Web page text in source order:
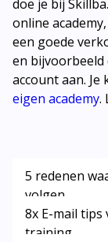
doe je bij
online
een goede
en bijvoorbeeld
account aan.
eigen academy.
Lees ook deze
5 redenen
volgen
8x E-mail
training